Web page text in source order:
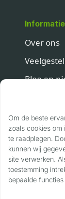
Om de beste
zoals cookies
te raadplegen.
kunnen wij
site verwerken.
toestemming
bepaalde
Informatie
Over ons
Blog en
Contact
6904 LJ
06 17 22